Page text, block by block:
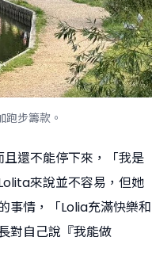
步籌款。
還不能停下來，「我是
來說並不容易，但她
事情，「Lolia充滿快樂和
對自己說『我能做